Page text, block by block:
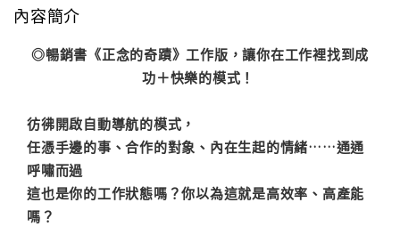
內容簡介
◎暢銷書《正念的奇蹟》工作版，讓你在工作裡找到成
功＋快樂的模式！
彷彿開啟自動導航的模式，
任憑手邊的事、合作的對象、內在生起的情緒……通通
呼嘯而過
這也是你的工作狀態嗎？你以為這就是高效率、高產能
嗎？